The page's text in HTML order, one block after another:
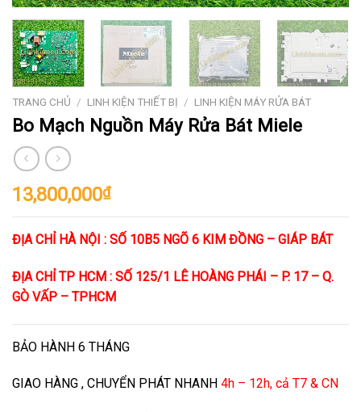
TRANG CHỦ / LINH KIỆN THIẾT BỊ / LINH KIỆN MÁY RỬA BÁT
Bo Mạch Nguồn Máy Rửa Bát Miele
13,800,000₫
ĐỊA CHỈ HÀ NỘI : SỐ 10B5 NGÕ 6 KIM ĐỒNG – GIÁP BÁT
ĐỊA CHỈ TP HCM : SỐ 125/1 LÊ HOÀNG PHÁI – P. 17 – Q.
GÒ VẤP – TPHCM
BẢO HÀNH 6 THÁNG
GIAO HÀNG , CHUYỂN PHÁT NHANH 4h – 12h, cả T7 & CN